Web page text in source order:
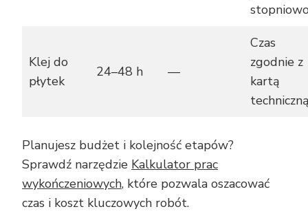
Klej do
płytek
24–48 h —
Czas
zgodnie z
kartą
Planujesz budżet i kolejność etapów?
Sprawdź narzędzie Kalkulator prac
wykończeniowych, które pozwala oszacować
czas i koszt kluczowych robót.